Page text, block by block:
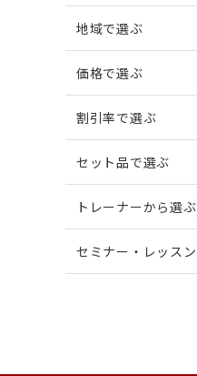
地域で選ぶ
価格で選ぶ
割引率で選ぶ
セット品で選ぶ
トレーナーから選ぶ
セミナー・レッスン